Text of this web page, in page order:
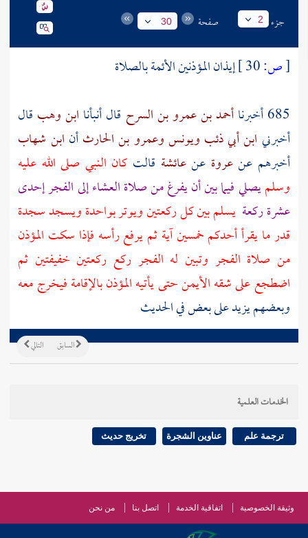
جزء 2 صفحة 30
[ص:
إيذان المؤذنين الأئمة بالصلاة
685 أخبرنا
أحمد بن عمرو بن السرح قال أنبأنا ابن وهب قال
أخبرني ابن أبي ذئب ويونسوعمرو بن الحارثأن ابن شهاب
أخبرهم عنعروة عنعائشة قالت كان النبي صلى الله عليه
وسلميصلي فيما بين أن يفرغ من صلاة العشاء إلى الفجر إحدى
عشرة ركعة يسلم بين كل ركعتين ويوتر بواحدة ويسجد سجدة
قدر ما يقرأ أحدكم خمسين آية ثم يرفع رأسه فإذا سكت المؤذن
من صلاة الفجر وتبين له الفجر ركع ركعتين خفيفتين ثم
اضطجع على شقه الأيمن حتى يأتيه المؤذن بالإقامة فيخرج معه
وبعضهم يزيد على بعض في الحديث
التالي السابق
الخدمات العلمية
ترجمة علم عناوين الشجرة تخريج حديث
وثيقة الخصوصية اتفاقية الخدمة اتصل بنا من نحن